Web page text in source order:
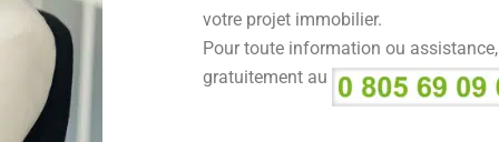
votre projet immobilier.
Pour toute information ou
gratuitement au